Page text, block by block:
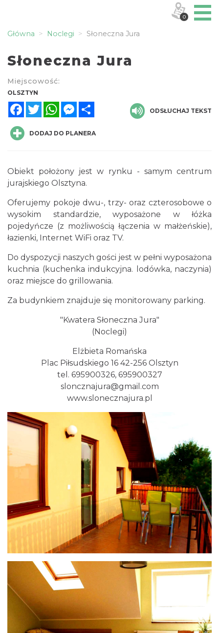
Główna Noclegi Słoneczna Jura
Słoneczna Jura
Miejscowość:
OLSZTYN
FacebookTwitterWhatsAppMessenger
ODSŁUCHAJ TEKST
DODAJ DO PLANERA
Obiekt położony jest w rynku - samym centrum
jurajskiego Olsztyna.
Oferujemy pokoje dwu-, trzy- oraz czterosobowe o
wysokim standardzie, wyposażone w łóżka
pojedyńcze (z możliwością łączenia w małżeńskie),
łazienki, Internet WiFi oraz TV.
Do dyspozycji naszych gości jest w pełni wyposażona
kuchnia (kuchenka indukcyjna. lodówka, naczynia)
oraz miejsce do grillowania.
Za budynkiem znajduje się monitorowany parking.
"Kwatera Słoneczna Jura"
(Noclegi)
Elżbieta Romańska
Plac Piłsudskiego 16 42-256 Olsztyn
tel. 695900326, 695900327
sloncznajura@gmail.com
www.slonecznajura.pl
0